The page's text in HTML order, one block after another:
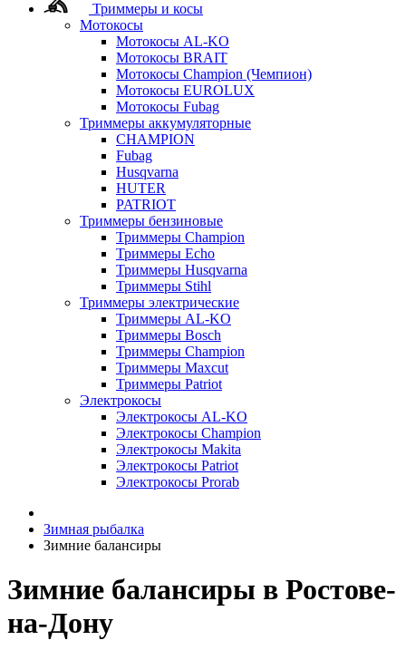
Триммеры и косы
Мотокосы
Мотокосы AL-KO
Мотокосы BRAIT
Мотокосы Champion (Чемпион)
Мотокосы EUROLUX
Мотокосы Fubag
Триммеры аккумуляторные
CHAMPION
Fubag
Husqvarna
HUTER
PATRIOT
Триммеры бензиновые
Триммеры Champion
Триммеры Echo
Триммеры Husqvarna
Триммеры Stihl
Триммеры электрические
Триммеры AL-KO
Триммеры Bosch
Триммеры Champion
Триммеры Maxcut
Триммеры Patriot
Электрокосы
Электрокосы AL-KO
Электрокосы Champion
Электрокосы Makita
Электрокосы Patriot
Электрокосы Prorab
Зимная рыбалка
Зимние балансиры
Зимние балансиры в Ростове-
на-Дону